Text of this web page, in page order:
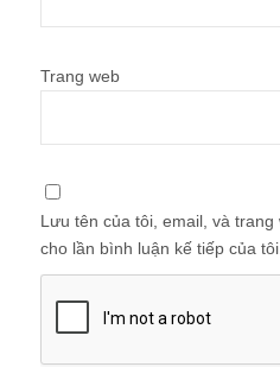
Trang web
Lưu tên của tôi, email, và
cho lần bình luận kế tiếp của tôi.